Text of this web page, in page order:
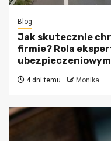
Blog
Jak skutecznie
firmie? Rola
ubezpieczeniowym
4 dni temu Monika